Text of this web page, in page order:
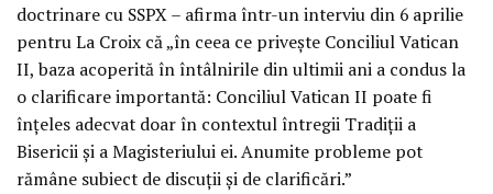
doctrinare cu SSPX – afirma într-un interviu din 6 aprilie
pentru La Croix că „în ceea ce privește Conciliul Vatican
II, baza acoperită în întâlnirile din ultimii ani a condus la
o clarificare importantă: Conciliul Vatican II poate fi
înțeles adecvat doar în contextul întregii Tradiții a
Bisericii și a Magisteriului ei. Anumite probleme pot
rămâne subiect de discuții și de clarificări.”